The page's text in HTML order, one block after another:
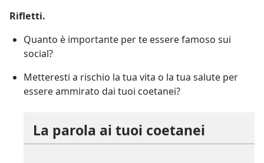
Rifletti.
Quanto è importante per te essere famoso sui
social?
Metteresti a rischio la tua vita o la tua salute per
essere ammirato dai tuoi coetanei?
La parola ai tuoi coetanei